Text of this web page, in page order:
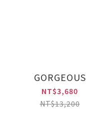
GORGEOUS
NT$3,680
NT$13,200